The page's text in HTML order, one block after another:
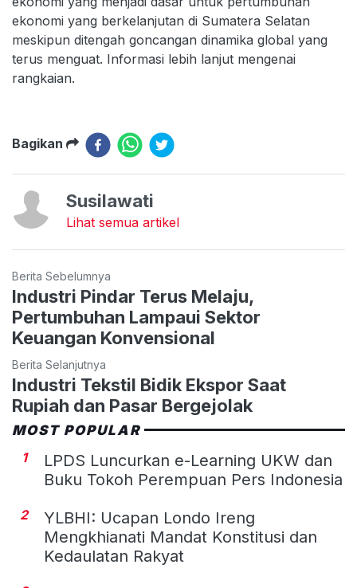
ekonomi yang berkelanjutan di Sumatera Selatan
meskipun ditengah goncangan dinamika global yang
terus menguat. Informasi lebih lanjut mengenai
rangkaian.
Bagikan
Susilawati
Lihat semua artikel
Berita Sebelumnya
Industri Pindar Terus Melaju,
Pertumbuhan Lampaui Sektor
Keuangan Konvensional
Berita Selanjutnya
Industri Tekstil Bidik Ekspor Saat
Rupiah dan Pasar Bergejolak
MOST POPULAR
1
LPDS Luncurkan e-Learning UKW dan
Buku Tokoh Perempuan Pers Indonesia
2
YLBHI: Ucapan Londo Ireng
Mengkhianati Mandat Konstitusi dan
Kedaulatan Rakyat